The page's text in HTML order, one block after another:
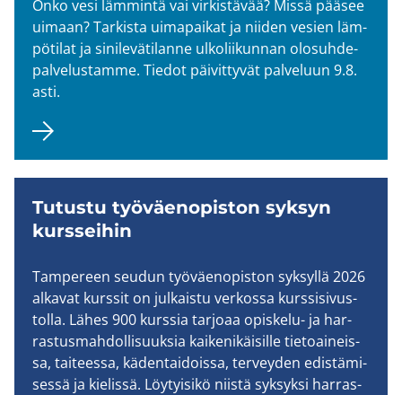
Onko vesi läm­min­tä vai vir­kis­tä­vää? Missä pää­see
ui­maan? Tar­kis­ta ui­ma­pai­kat ja nii­den ve­sien läm­
pö­ti­lat ja si­ni­le­vä­ti­lan­ne ul­ko­lii­kun­nan olo­suh­de­
pal­ve­lus­tam­me. Tie­dot päi­vit­ty­vät pal­ve­luun 9.8.
asti.
Tu­tus­tu työ­väen­opis­ton syk­syn
kurs­sei­hin
Tam­pe­reen seu­dun työ­väen­opis­ton syk­syl­lä 2026
al­ka­vat kurs­sit on jul­kais­tu ver­kos­sa kurs­si­si­vus­
tol­la. Lähes 900 kurs­sia tar­jo­aa opiskelu-​ ja har­
ras­tus­mah­dol­li­suuk­sia kai­ke­ni­käi­sil­le tie­toai­neis­
sa, tai­tees­sa, kä­den­tai­dois­sa, ter­vey­den edis­tä­mi­
ses­sä ja kie­lis­sä. Löy­tyi­si­kö niis­tä syk­syk­si har­ras­